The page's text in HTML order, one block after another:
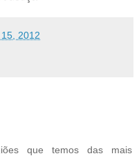
2012
que temos das mais